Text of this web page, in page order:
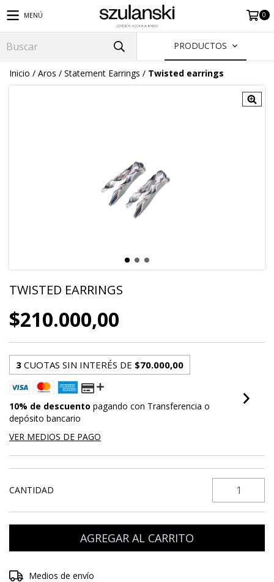
MENÚ 0
PRODUCTOS
Inicio / Aros / Statement Earrings / Twisted earrings
TWISTED EARRINGS
$210.000,00
3 CUOTAS SIN INTERÉS DE $70.000,00
10% de descuento pagando con Transferencia o
depósito bancario
VER MEDIOS DE PAGO
CANTIDAD
Entregas para el CP:
Medios de envío